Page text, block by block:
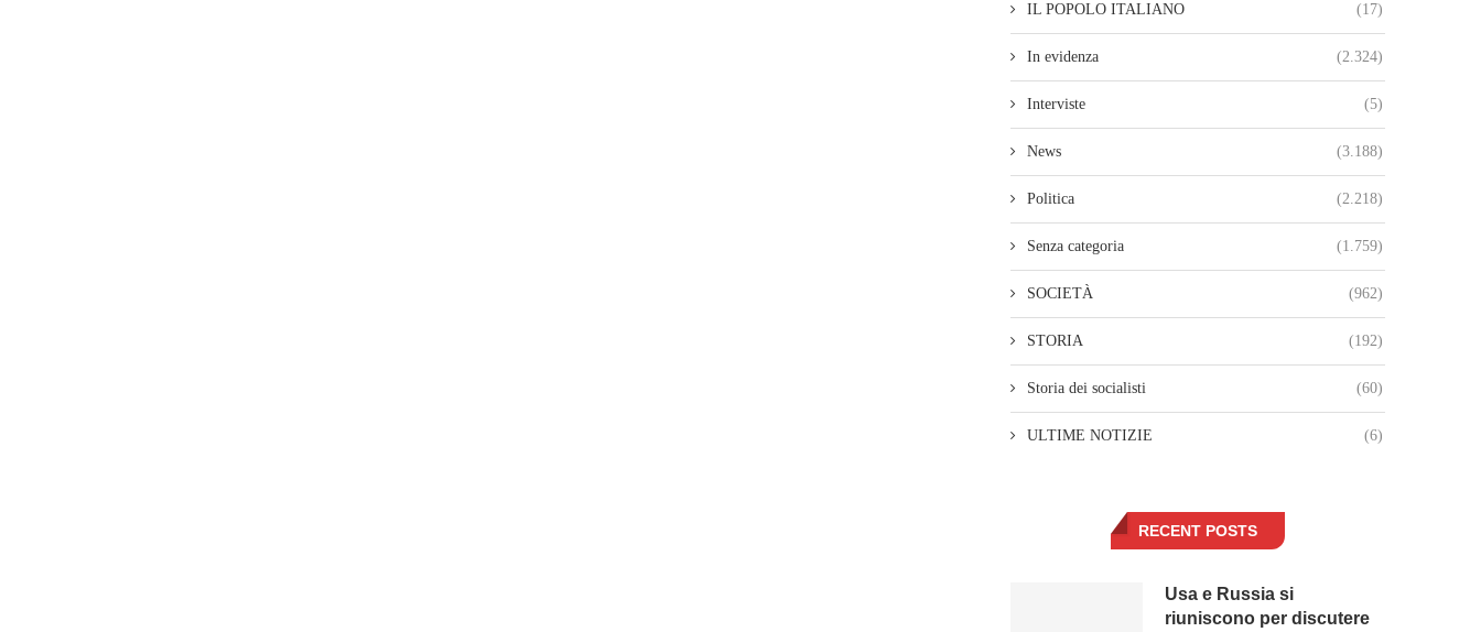
IL POPOLO ITALIANO (17)
In evidenza (2.324)
Interviste (5)
News (3.188)
Politica (2.218)
Senza categoria (1.759)
SOCIETÀ (962)
STORIA (192)
Storia dei socialisti (60)
ULTIME NOTIZIE (6)
RECENT POSTS
Usa e Russia si
riuniscono per discutere